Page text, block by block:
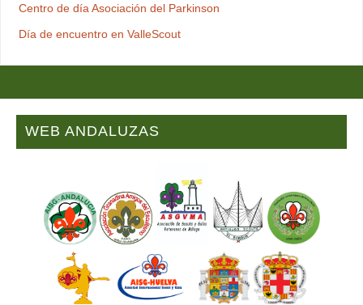
Centro de día Asociación del Parkinson
Día de encuentro en ValleScout
WEB ANDALUZAS